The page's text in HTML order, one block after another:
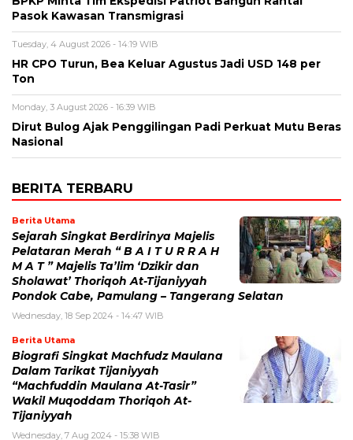
Pasok Kawasan Transmigrasi
Tuesday, 4 August 2026 - 14:19 WIB
HR CPO Turun, Bea Keluar Agustus Jadi USD 148 per
Ton
Monday, 3 August 2026 - 16:39 WIB
Dirut Bulog Ajak Penggilingan Padi Perkuat Mutu Beras
Nasional
BERITA TERBARU
Berita Utama
Sejarah Singkat Berdirinya Majelis
Pelataran Merah “ B A I T U R R A H
M A T ” Majelis Ta’lim ‘Dzikir dan
Sholawat’ Thoriqoh At-Tijaniyyah
Pondok Cabe, Pamulang – Tangerang Selatan
Wednesday, 18 Sep 2024 - 14:47 WIB
Berita Utama
Biografi Singkat Machfudz Maulana
Dalam Tarikat Tijaniyyah
“Machfuddin Maulana At-Tasir”
Wakil Muqoddam Thoriqoh At-
Tijaniyyah
Wednesday, 7 Aug 2024 - 15:38 WIB